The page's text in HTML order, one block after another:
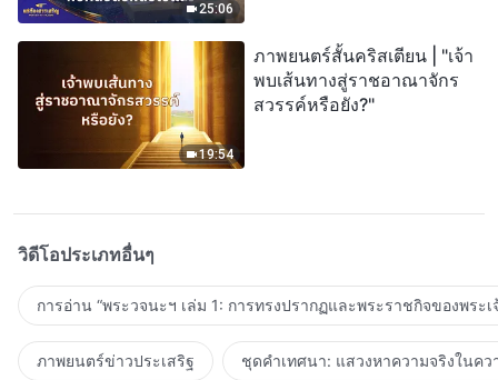
25:06
19:54
ภาพยนตร์สั้นคริสเตียน | "เจ้า
พบเส้นทางสู่ราชอาณาจักร
สวรรค์หรือยัง?"
วิดีโอประเภทอื่นๆ
การอ่าน “พระวจนะฯ เล่ม 1: การทรงปรากฏและพระราชกิจของพระเ
ภาพยนตร์ข่าวประเสริฐ ชุดคำเทศนา: แสวงหาความจริงในคว